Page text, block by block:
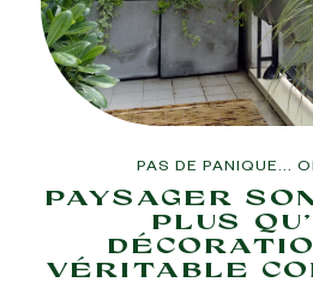
PAS DE PANIQUE...
PAYSAGER
PLUS
VÉRITABLE